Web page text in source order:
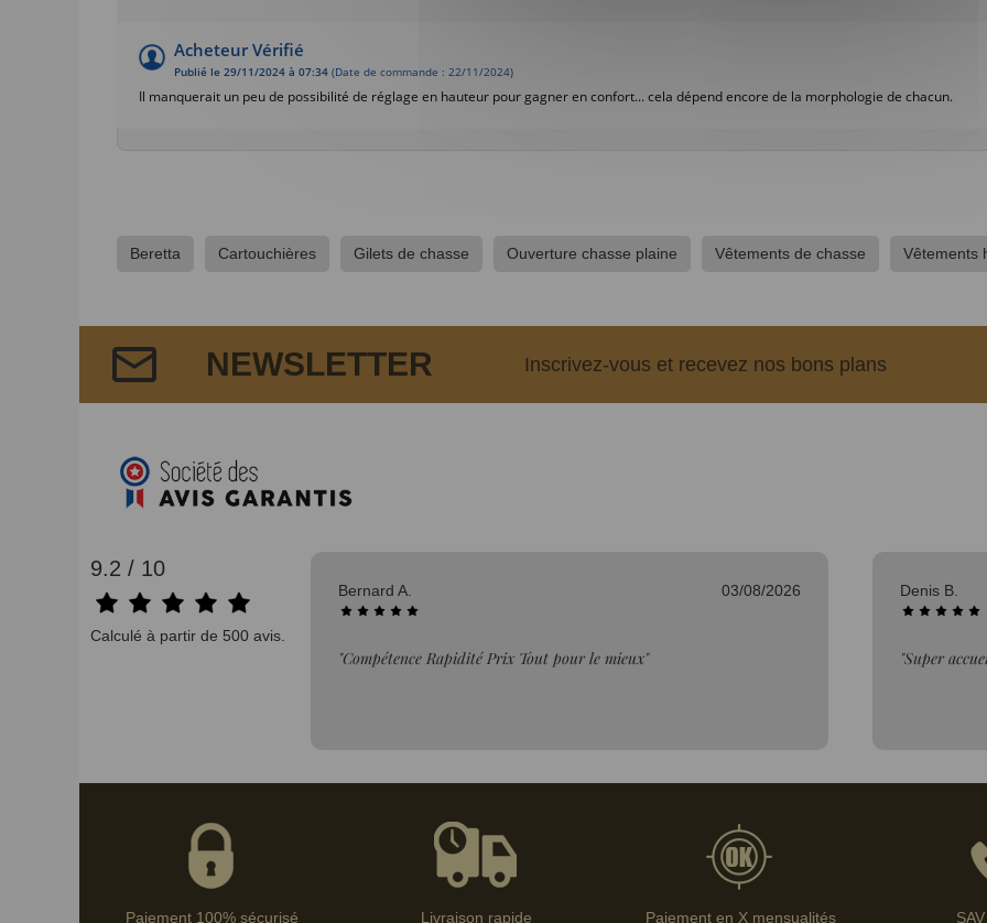
Acheteur Vérifié
Publié le 29/11/2024 à 07:34 (Date de commande : 22/11/2024)
Il manquerait un peu de possibilité de réglage en hauteur pour gagner en confort... cela dépend encore de la morphologie de chacun.
Beretta Cartouchières Gilets de chasse Ouverture chasse plaine Vêtements de chasse Vêtements
NEWSLETTER Inscrivez-vous et recevez nos bons plans
9.2 / 10
Calculé à partir de 500 avis.
04/08/2026 Bernard A. 03/08/2026
"Compétence Rapidité Prix Tout pour le mieux"
Denis B.
"Super
Paiement 100% sécurisé Livraison rapide Paiement en X mensualités